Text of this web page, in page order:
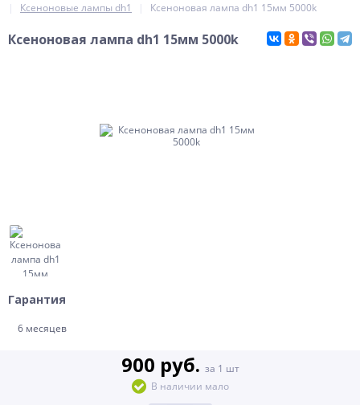
Ксеноновые лампы dh1
Ксеноновая лампа dh1 15мм 5000k
Ксеноновая лампа dh1 15мм 5000k
Гарантия
6 месяцев
900 руб. за 1 шт
В наличии мало